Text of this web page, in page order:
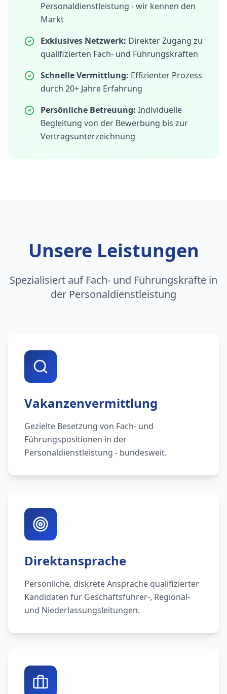
Personaldienstleistung - wir kennen den
Markt
Exklusives Netzwerk: Direkter Zugang zu
qualifizierten Fach- und Führungskräften
Schnelle Vermittlung: Effizienter Prozess
durch 20+ Jahre Erfahrung
Persönliche Betreuung: Individuelle
Begleitung von der Bewerbung bis zur
Vertragsunterzeichnung
Unsere Leistungen
Spezialisiert auf Fach- und Führungskräfte in
der Personaldienstleistung
Vakanzenvermittlung
Gezielte Besetzung von Fach- und
Führungspositionen in der
Personaldienstleistung - bundesweit.
Direktansprache
Persönliche, diskrete Ansprache qualifizierter
Kandidaten für Geschäftsführer-, Regional-
und Niederlassungsleitungen.